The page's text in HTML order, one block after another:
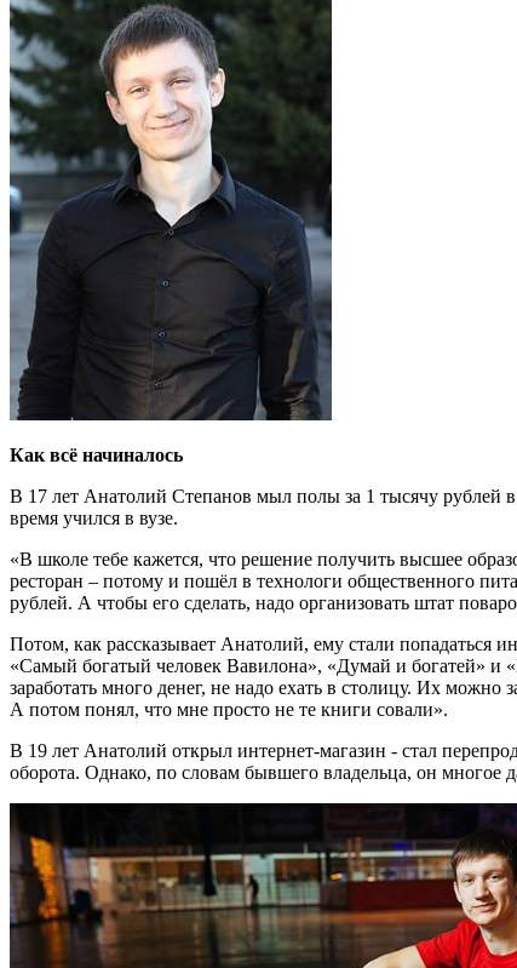
Как всё начиналось
В 17 лет Анатолий Степанов мыл полы за 1 тысячу рублей в
время учился в вузе.
«В школе тебе кажется, что решение получить высшее
ресторан – потому и пошёл в технологи общественного
рублей. А чтобы его сделать, надо организовать штат
Потом, как рассказывает Анатолий, ему стали попадаться
«Самый богатый человек Вавилона», «Думай и богатей» и
заработать много денег, не надо ехать в столицу. Их
А потом понял, что мне просто не те книги совали».
В 19 лет Анатолий открыл интернет-магазин - стал
оборота. Однако, по словам бывшего владельца, он многое